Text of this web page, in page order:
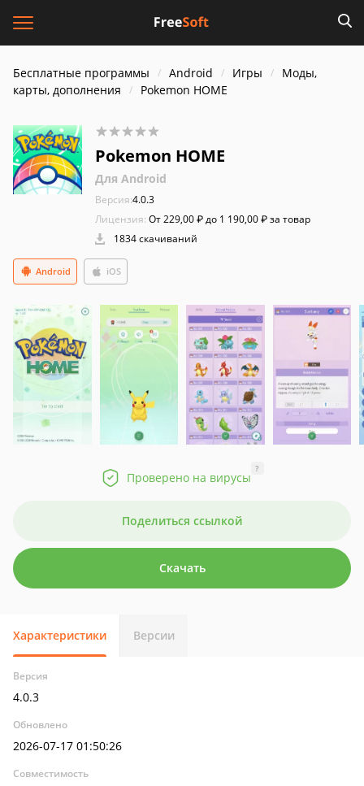
Бесплатные программы Android Игры
Моды,
карты, дополнения
Pokemon HOME
Pokemon HOME
Для Android
Версия:4.0.3
Лицензия: От 229,00 ₽ до 1 190,00 ₽ за товар
1834 скачиваний
Android iOS
Проверено на вирусы
?
Поделиться ссылкой
Скачать
Характеристики Версии
Версия
4.0.3
Обновлено
2026-07-17 01:50:26
Совместимость